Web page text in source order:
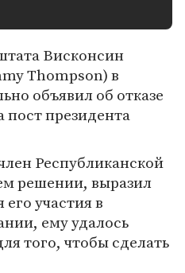
Висконсин
Thompson) в
объявил об отказе
пост президента
Республиканской
решении, выразил
участия в
ему удалось
того, чтобы сделать